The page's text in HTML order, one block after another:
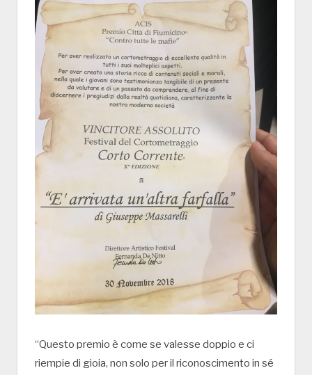
“Questo premio è come se valesse doppio e ci
riempie di gioia, non solo per il riconoscimento in sé